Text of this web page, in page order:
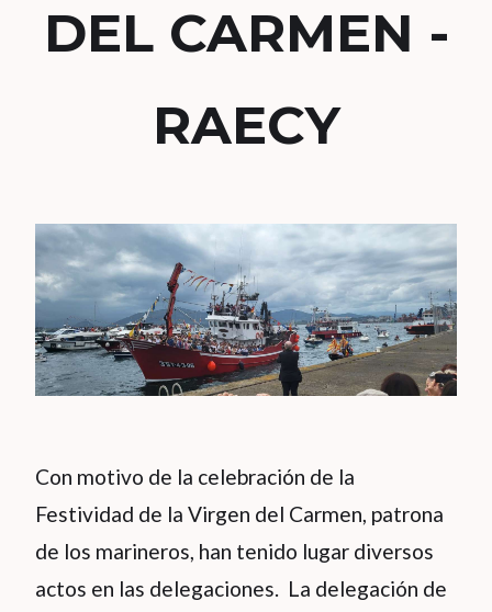
DEL CARMEN -
RAECY
Con motivo de la celebración de la
Festividad de la Virgen del Carmen, patrona
de los marineros, han tenido lugar diversos
actos en las delegaciones. La delegación de